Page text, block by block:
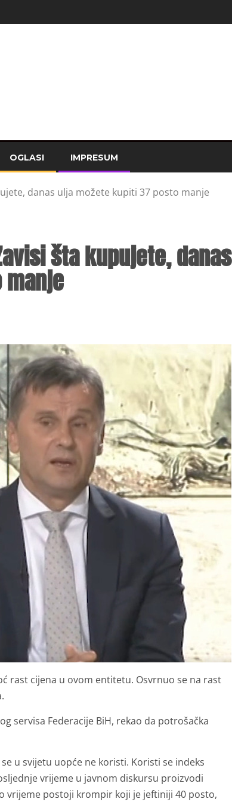
OGLASI IMPRESUM
danas ulja možete kupiti 37 posto manje
šta kupujete, danas
rast cijena u ovom entitetu. Osvrnuo se na rast
servisa Federacije BiH, rekao da potrošačka
u svijetu uopće ne koristi. Koristi se indeks
vrijeme u javnom diskursu proizvodi
vrijeme postoji krompir koji je jeftiniji 40 posto,